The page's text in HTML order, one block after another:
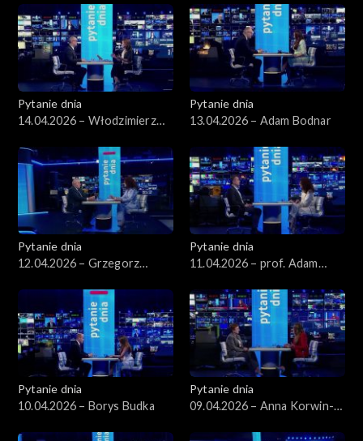
Pytanie dnia
14.04.2026 – Włodzimierz
Pytanie dnia
13.04.2026 – Adam Bodnar
Pytanie dnia
12.04.2026 – Grzegorz
Pytanie dnia
11.04.2026 – prof. Adam
Pytanie dnia
10.04.2026 – Borys Budka
Pytanie dnia
09.04.2026 – Anna Korwin-